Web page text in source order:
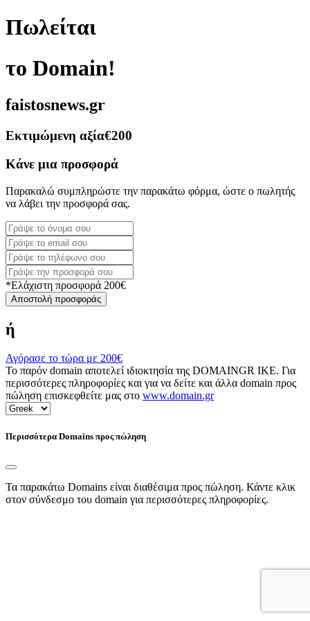
Πωλείται
το Domain!
faistosnews.gr
Εκτιμώμενη αξία€200
Κάνε μια προσφορά
Παρακαλώ συμπληρώστε την παρακάτω φόρμα, ώστε ο πωλητής
να λάβει την προσφορά σας.
*Ελάχιστη προσφορά 200€
Αποστολή προσφοράς
ή
Αγόρασε το τώρα με 200€
Το παρόν domain αποτελεί ιδιοκτησία της DOMAINGR ΙΚΕ. Για
περισσότερες πληροφορίες και για να δείτε και άλλα domain προς
πώληση επισκεφθείτε μας στο www.domain.gr
Περισσότερα Domains προς πώληση
Τα παρακάτω Domains είναι διαθέσιμα προς πώληση. Κάντε κλικ
στον σύνδεσμο του domain για περισσότερες πληροφορίες.